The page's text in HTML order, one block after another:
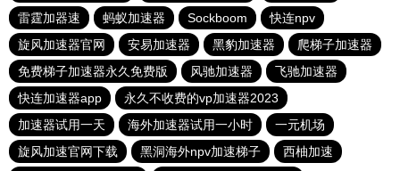
雷霆加器速
蚂蚁加速器 Sockboom
快连npv
旋风加速器官网
安易加速器 黑豹加速器
爬梯子加速器
免费梯子加速器永久免费版
风驰加速器
飞驰加速器
快连加速器app
永久不收费的vp加速器2023
加速器试用一天
海外加速器试用一小时
一元机场
旋风加速官网下载
黑洞海外npv加速梯子 西柚加速